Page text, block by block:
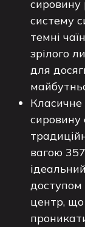
сировину
систему
темні
зрілого
для
Класичне
сировину
вагою
доступом
центр, що